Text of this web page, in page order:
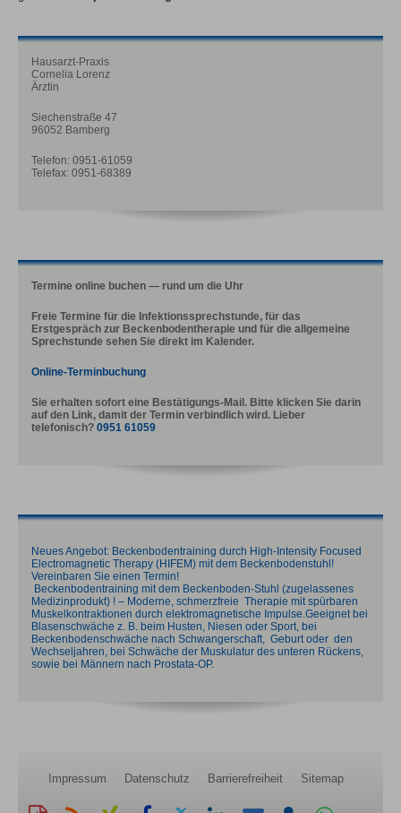
Hausarzt-Praxis
Cornelia Lorenz
Ärztin
Siechenstraße 47
96052 Bamberg
Telefon: 0951-61059
Telefax: 0951-68389
Termine online buchen — rund um die Uhr
Freie Termine für die Infektionssprechstunde, für das
Erstgespräch zur Beckenbodentherapie und für die allgemeine
Sprechstunde sehen Sie direkt im Kalender.
Online-Terminbuchung
Sie erhalten sofort eine Bestätigungs-Mail. Bitte klicken Sie darin
auf den Link, damit der Termin verbindlich wird. Lieber
telefonisch? 0951 61059
Neues Angebot: Beckenbodentraining durch High-Intensity Focused
Electromagnetic Therapy (HIFEM) mit dem Beckenbodenstuhl!
Vereinbaren Sie einen Termin!
Beckenbodentraining mit dem Beckenboden-Stuhl (zugelassenes
Medizinprodukt) ! – Moderne, schmerzfreie Therapie mit spürbaren
Muskelkontraktionen durch elektromagnetische Impulse.Geeignet bei
Blasenschwäche z. B. beim Husten, Niesen oder Sport, bei
Beckenbodenschwäche nach Schwangerschaft, Geburt oder den
Wechseljahren, bei Schwäche der Muskulatur des unteren Rückens,
sowie bei Männern nach Prostata-OP.
Impressum Datenschutz Barrierefreiheit Sitemap